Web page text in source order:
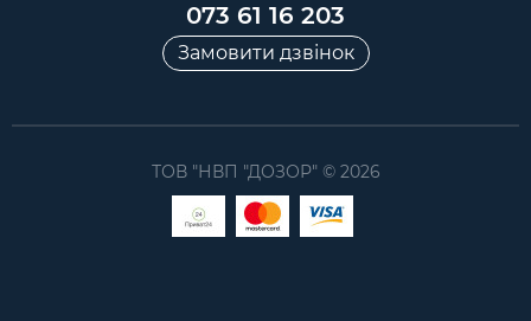
073 61 16 203
Замовити дзвінок
ТОВ "НВП "ДОЗОР" © 2026